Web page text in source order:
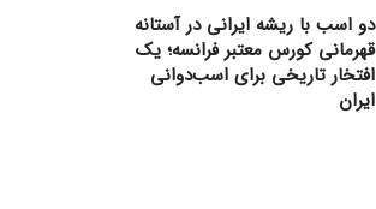
دو اسب با ریشه ایرانی در آستانه
قهرمانی کورس معتبر فرانسه؛ یک
افتخار تاریخی برای اسب‌دوانی
ایران